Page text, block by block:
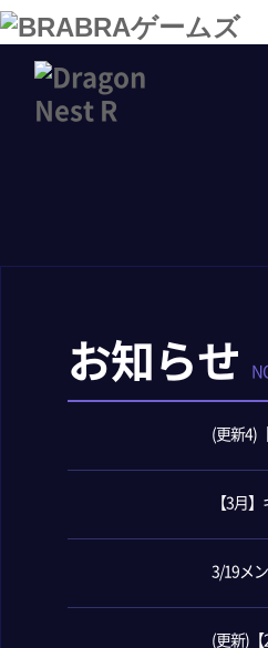
お知らせ
(更新4)
【3月
3/19メ
(更新)